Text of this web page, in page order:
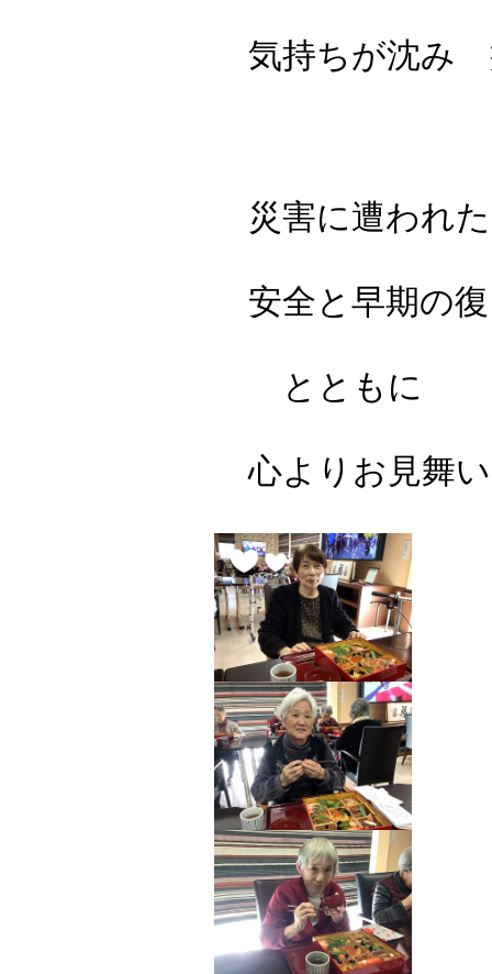
気持ちが沈み
災害に遭われ
安全と早期の
とともに
心よりお見舞